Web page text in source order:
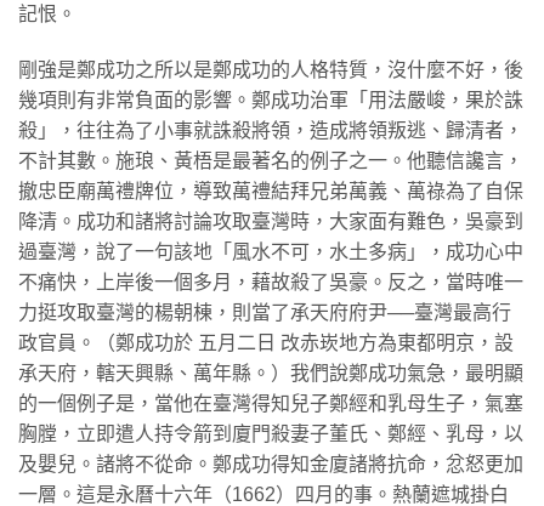
記恨。
剛強是鄭成功之所以是鄭成功的人格特質，沒什麼不好，後
幾項則有非常負面的影響。鄭成功治軍「用法嚴峻，果於誅
殺」，往往為了小事就誅殺將領，造成將領叛逃、歸清者，
不計其數。施琅、黃梧是最著名的例子之一。他聽信讒言，
撤忠臣廟萬禮牌位，導致萬禮結拜兄弟萬義、萬祿為了自保
降清。成功和諸將討論攻取臺灣時，大家面有難色，吳豪到
過臺灣，說了一句該地「風水不可，水土多病」，成功心中
不痛快，上岸後一個多月，藉故殺了吳豪。反之，當時唯一
力挺攻取臺灣的楊朝棟，則當了承天府府尹──臺灣最高行
政官員。（鄭成功於 五月二日 改赤崁地方為東都明京，設
承天府，轄天興縣、萬年縣。）我們說鄭成功氣急，最明顯
的一個例子是，當他在臺灣得知兒子鄭經和乳母生子，氣塞
胸膛，立即遣人持令箭到廈門殺妻子董氏、鄭經、乳母，以
及嬰兒。諸將不從命。鄭成功得知金廈諸將抗命，忿怒更加
一層。這是永曆十六年（1662）四月的事。熱蘭遮城掛白